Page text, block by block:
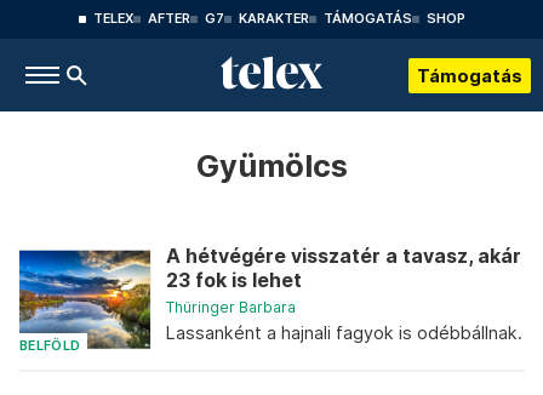
TELEX AFTER G7 KARAKTER TÁMOGATÁS SHOP
Támogatás
Gyümölcs
BELFÖLD
A hétvégére visszatér a tavasz, akár
23 fok is lehet
Thüringer Barbara
Lassanként a hajnali fagyok is odébbállnak.